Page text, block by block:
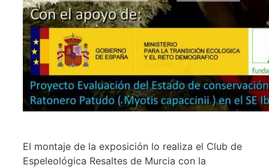
El montaje de la exposición lo realiza el Club de
Espeleológica Resaltes de Murcia con la